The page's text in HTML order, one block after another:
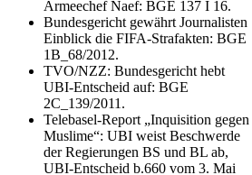
Armeechef Naef: BGE 137 I 16.
Bundesgericht gewährt Journalisten
Einblick die FIFA-Strafakten: BGE
1B_68/2012.
TVO/NZZ: Bundesgericht hebt
UBI-Entscheid auf: BGE
2C_139/2011.
Telebasel-Report „Inquisition gegen
Muslime“: UBI weist Beschwerde
der Regierungen BS und BL ab,
UBI-Entscheid b.660 vom 3. Mai